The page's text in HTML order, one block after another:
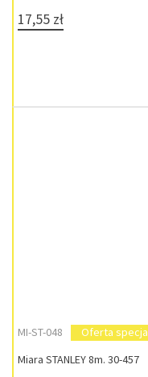
17,55 zł
MI-ST-048
Oferta
Miara STANLEY 8m. 30-457